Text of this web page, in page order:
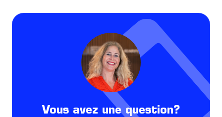
Vous avez une question?